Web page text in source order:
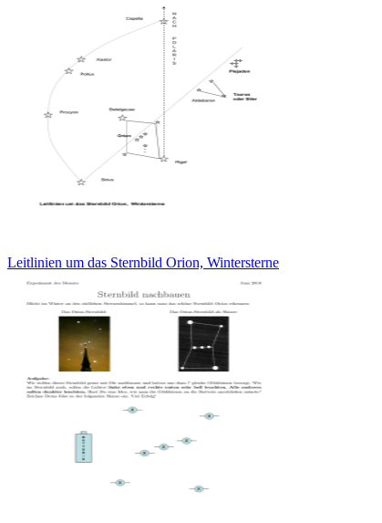
Leitlinien um das Sternbild Orion, Wintersterne